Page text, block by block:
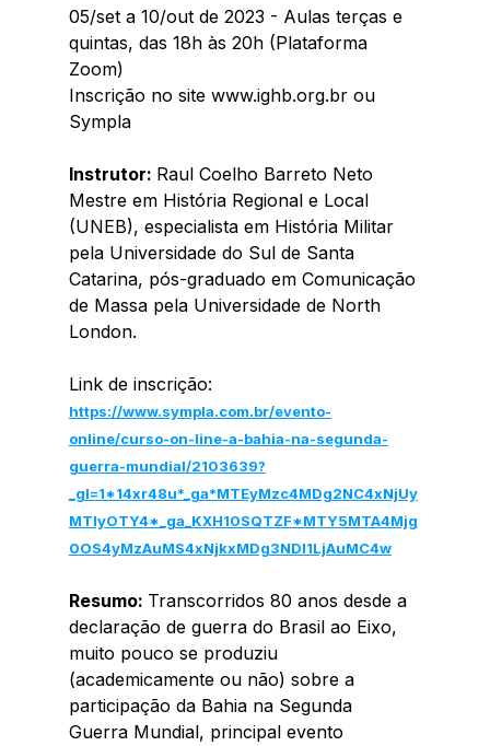
05/set a 10/out de 2023 - Aulas terças e
quintas, das 18h às 20h (Plataforma
Zoom)
Inscrição no site www.ighb.org.br ou
Sympla
Instrutor: Raul Coelho Barreto Neto
Mestre em História Regional e Local
(UNEB), especialista em História Militar
pela Universidade do Sul de Santa
Catarina, pós-graduado em Comunicação
de Massa pela Universidade de North
London.
Link de inscrição:
https://www.sympla.com.br/evento-
online/curso-on-line-a-bahia-na-segunda-
guerra-mundial/2103639?
_gl=1*14xr48u*_ga*MTEyMzc4MDg2NC4xNjUy
MTIyOTY4*_ga_KXH10SQTZF*MTY5MTA4Mjg
0OS4yMzAuMS4xNjkxMDg3NDI1LjAuMC4w
Resumo: Transcorridos 80 anos desde a
declaração de guerra do Brasil ao Eixo,
muito pouco se produziu
(academicamente ou não) sobre a
participação da Bahia na Segunda
Guerra Mundial, principal evento